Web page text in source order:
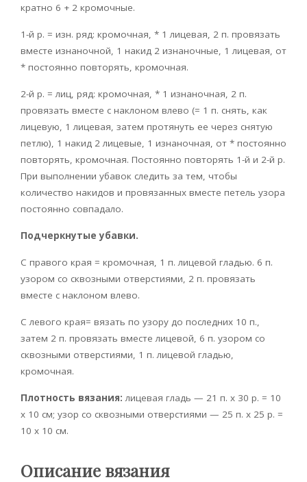
кратно 6 + 2 кромочные.
1-й р. = изн. ряд: кромочная, * 1 лицевая, 2 п. провязать
вместе изнаночной, 1 накид 2 изнаночные, 1 лицевая, от
* постоянно повторять, кромочная.
2-й р. = лиц, ряд: кромочная, * 1 изнаночная, 2 п.
провязать вместе с наклоном влево (= 1 п. снять, как
лицевую, 1 лицевая, затем протянуть ее через снятую
петлю), 1 накид 2 лицевые, 1 изнаночная, от * постоянно
повторять, кромочная. Постоянно повторять 1-й и 2-й р.
При выполнении убавок следить за тем, чтобы
количество накидов и провязанных вместе петель узора
постоянно совпадало.
Подчеркнутые убавки.
С правого края = кромочная, 1 п. лицевой гладью. 6 п.
узором со сквозными отверстиями, 2 п. провязать
вместе с наклоном влево.
С левого края= вязать по узору до последних 10 п.,
затем 2 п. провязать вместе лицевой, 6 п. узором со
сквозными отверстиями, 1 п. лицевой гладью,
кромочная.
Плотность вязания: лицевая гладь — 21 п. х 30 р. = 10
х 10 см; узор со сквозными отверстиями — 25 п. х 25 р. =
10 х 10 см.
Описание вязания